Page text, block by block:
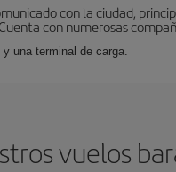
con la ciudad,
con numerosas
una terminal de carga.
vuelos